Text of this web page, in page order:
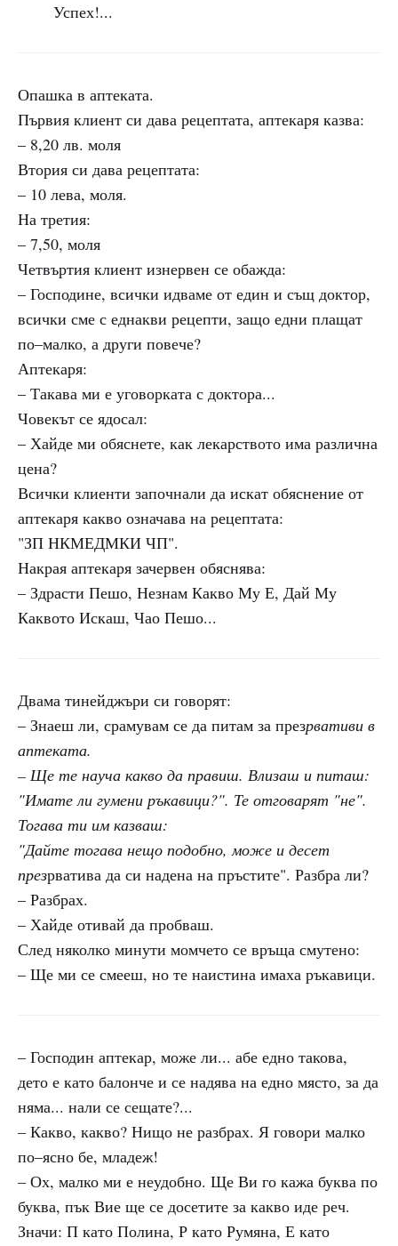
Успех!...
Опашка в аптеката.
Първия клиент си дава рецептата, аптекаря казва:
– 8,20 лв. моля
Втория си дава рецептата:
– 10 лева, моля.
На третия:
– 7,50, моля
Четвъртия клиент изнервен се обажда:
– Господине, всички идваме от един и същ доктор,
всички сме с еднакви рецепти, защо едни плащат
по–малко, а други повече?
Аптекаря:
– Такава ми е уговорката с доктора...
Човекът се ядосал:
– Хайде ми обяснете, как лекарството има различна
цена?
Всички клиенти започнали да искат обяснение от
аптекаря какво означава на рецептата:
"ЗП НКМЕДМКИ ЧП".
Накрая аптекаря зачервен обяснява:
– Здрасти Пешо, Незнам Какво Му Е, Дай Му
Каквото Искаш, Чао Пешо...
Двама тинейджъри си говорят:
– Знаеш ли, срамувам се да питам за презрвативи в
аптеката.
– Ще те науча какво да правиш. Влизаш и питаш:
"Имате ли гумени ръкавици?". Те отговарят "не".
Тогава ти им казваш:
"Дайте тогава нещо подобно, може и десет
презрватива да си надена на пръстите". Разбра ли?
– Разбрах.
– Хайде отивай да пробваш.
След няколко минути момчето се връща смутено:
– Ще ми се смееш, но те наистина имаха ръкавици.
– Господин аптекар, може ли... абе едно такова,
дето е като балонче и се надява на едно място, за да
няма... нали се сещате?...
– Какво, какво? Нищо не разбрах. Я говори малко
по–ясно бе, младеж!
– Ох, малко ми е неудобно. Ще Ви го кажа буква по
буква, пък Вие ще се досетите за какво иде реч.
Значи: П като Полина, Р като Румяна, Е като